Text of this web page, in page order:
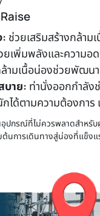
: ช่วยเสริมสร้างกล้าม
ยเพิ่มพลังและความอ
ามเนื้อน่องช่วยพัฒน
บาย: ท่านั่งออกกำลัง
ได้ตามความต้องกา
อุปกรณ์ที่ไม่ควรพลาดสำ
นการเดินทางสู่น่องที่แข็ง